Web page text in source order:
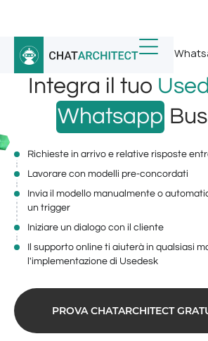
Home / Integrazioni WhatsApp
Integra il tuo
Whatsapp
Richieste in arrivo e relative risposte
Lavorare con modelli pre-concordati
Invia il modello manualmente o
un trigger
Iniziare un dialogo con il cliente
Il supporto online ti aiuterà in qualsiasi
l'implementazione di Usedesk
PROVA CHATARCHITECT